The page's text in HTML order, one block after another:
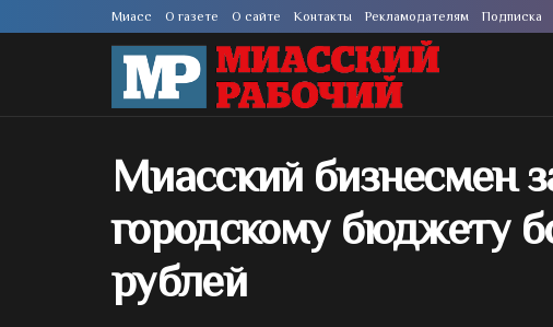
Миасс О газете О сайте Контакты Рекламодателям Подписка
Миасский бизнесмен
городскому бюджету
рублей